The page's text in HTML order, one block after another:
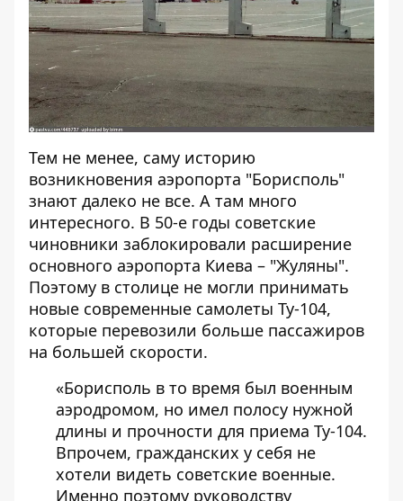
Тем не менее, саму историю
возникновения аэропорта "Борисполь"
знают далеко не все. А там много
интересного. В 50-е годы советские
чиновники заблокировали расширение
основного аэропорта Киева – "Жуляны".
Поэтому в столице не могли принимать
новые современные самолеты Ту-104,
которые перевозили больше пассажиров
на большей скорости.
«Борисполь в то время был военным
аэродромом, но имел полосу нужной
длины и прочности для приема Ту-104.
Впрочем, гражданских у себя не
хотели видеть советские военные.
Именно поэтому руководству